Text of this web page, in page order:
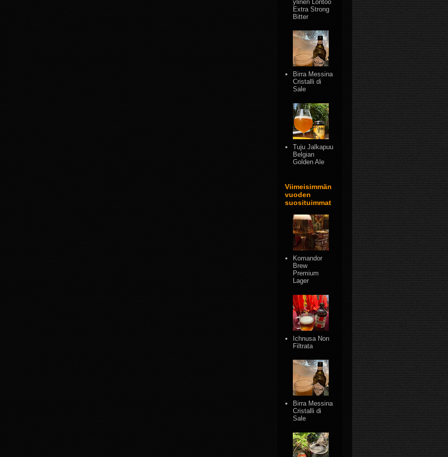
ylinen Lontoo
Extra Strong
Bitter
Birra Messina
Cristalli di
Sale
Tuju Jalkapuu
Belgian
Golden Ale
Viimeisimmän
vuoden
suosituimmat
Komandor
Brew
Premium
Lager
Ichnusa Non
Filtrata
Birra Messina
Cristalli di
Sale